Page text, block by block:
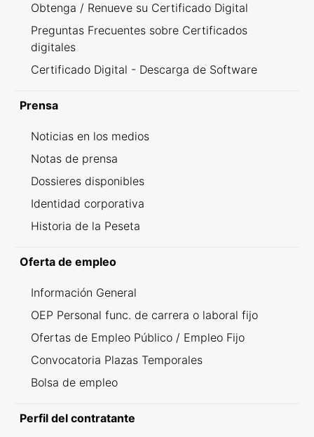
Obtenga / Renueve su Certificado Digital
Preguntas Frecuentes sobre Certificados
digitales
Certificado Digital - Descarga de Software
Prensa
Noticias en los medios
Notas de prensa
Dossieres disponibles
Identidad corporativa
Historia de la Peseta
Oferta de empleo
Información General
OEP Personal func. de carrera o laboral fijo
Ofertas de Empleo Público / Empleo Fijo
Convocatoria Plazas Temporales
Bolsa de empleo
Perfil del contratante